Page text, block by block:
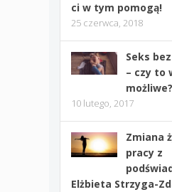
ci w tym pomogą!
25 czerwca, 2018
Seks
– czy to
możliwe?
10 lutego, 2017
Zmiana
pracy z
Elżbieta Strzyga-